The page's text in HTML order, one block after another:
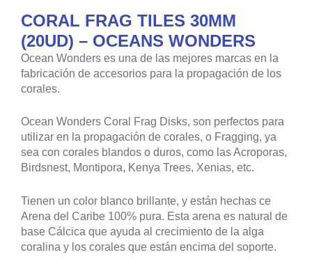
CORAL FRAG TILES 30MM
(20UD) – OCEANS WONDERS
Ocean Wonders es una de las mejores marcas en la
fabricación de accesorios para la propagación de los
corales.
Ocean Wonders Coral Frag Disks, son perfectos para
utilizar en la propagación de corales, o Fragging, ya
sea con corales blandos o duros, como las Acroporas,
Birdsnest, Montipora, Kenya Trees, Xenias, etc.
Tienen un color blanco brillante, y están hechas ce
Arena del Caribe 100% pura. Esta arena es natural de
base Cálcica que ayuda al crecimiento de la alga
coralina y los corales que están encima del soporte.